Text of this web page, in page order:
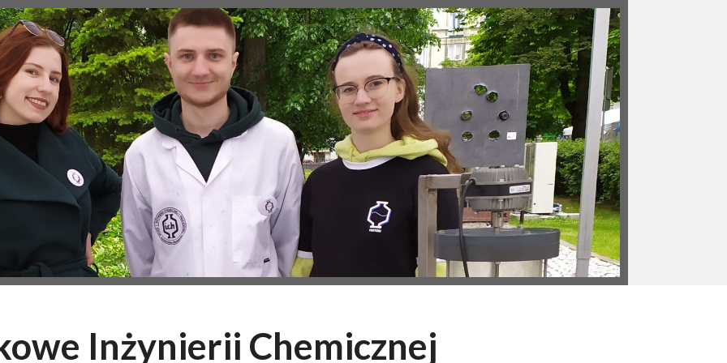
Inżynierii Chemicznej